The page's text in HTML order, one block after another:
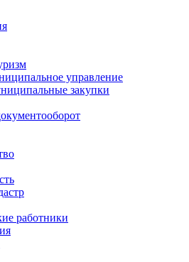
управление
закупки
работники